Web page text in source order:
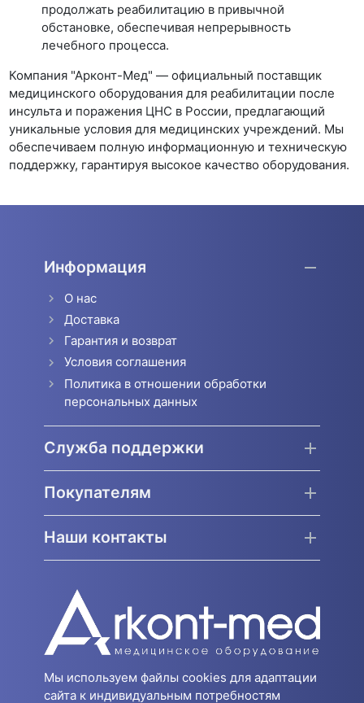
продолжать реабилитацию в привычной
обстановке, обеспечивая непрерывность
лечебного процесса.
Компания "Арконт-Мед" — официальный поставщик
медицинского оборудования для реабилитации после
инсульта и поражения ЦНС в России, предлагающий
уникальные условия для медицинских учреждений. Мы
обеспечиваем полную информационную и техническую
поддержку, гарантируя высокое качество оборудования.
Информация
О нас
Доставка
Гарантия и возврат
Условия соглашения
Политика в отношении обработки
персональных данных
Служба поддержки
Покупателям
Наши контакты
Мы используем файлы cookies для адаптации
сайта к индивидуальным потребностям